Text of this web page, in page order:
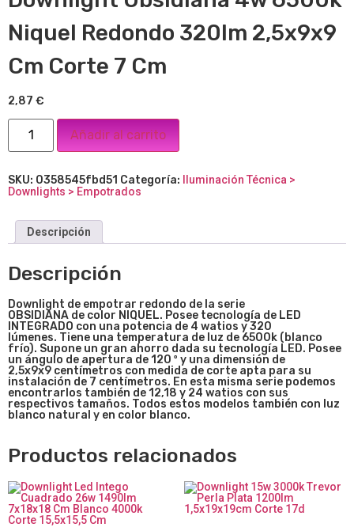
Niquel Redondo 320lm 2,5x9x9
Cm Corte 7 Cm
2,87 €
Añadir al carrito
SKU: 0358545fbd51 Categoría:
Iluminación Técnica >
Downlights > Empotrados
Descripción
Descripción
Downlight de empotrar redondo de la serie
OBSIDIANA de color NIQUEL. Posee tecnología de LED
INTEGRADO con una potencia de 4 watios y 320
lúmenes. Tiene una temperatura de luz de 6500k (blanco
frío). Supone un gran ahorro dada su tecnología LED. Posee
un ángulo de apertura de 120 º y una dimensión de
2,5x9x9 centímetros con medida de corte apta para su
instalación de 7 centímetros. En esta misma serie podemos
encontrarlos también de 12,18 y 24 watios con sus
respectivos tamaños. Todos estos modelos también con luz
blanco natural y en color blanco.
Productos relacionados